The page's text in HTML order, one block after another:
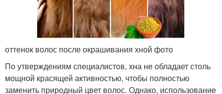
оттенок волос после окрашивания хной фото
По утверждениям специалистов, хна не обладает столь
мощной красящей активностью, чтобы полностью
заменить природный цвет волос. Однако, использование